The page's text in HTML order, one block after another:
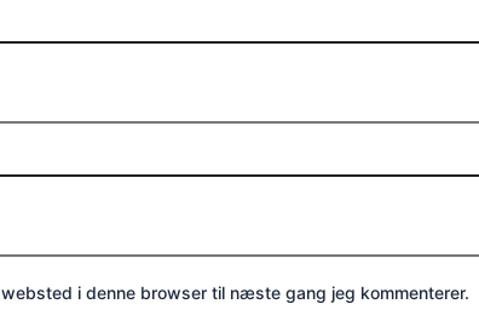
i denne browser til næste gang jeg kommenterer.